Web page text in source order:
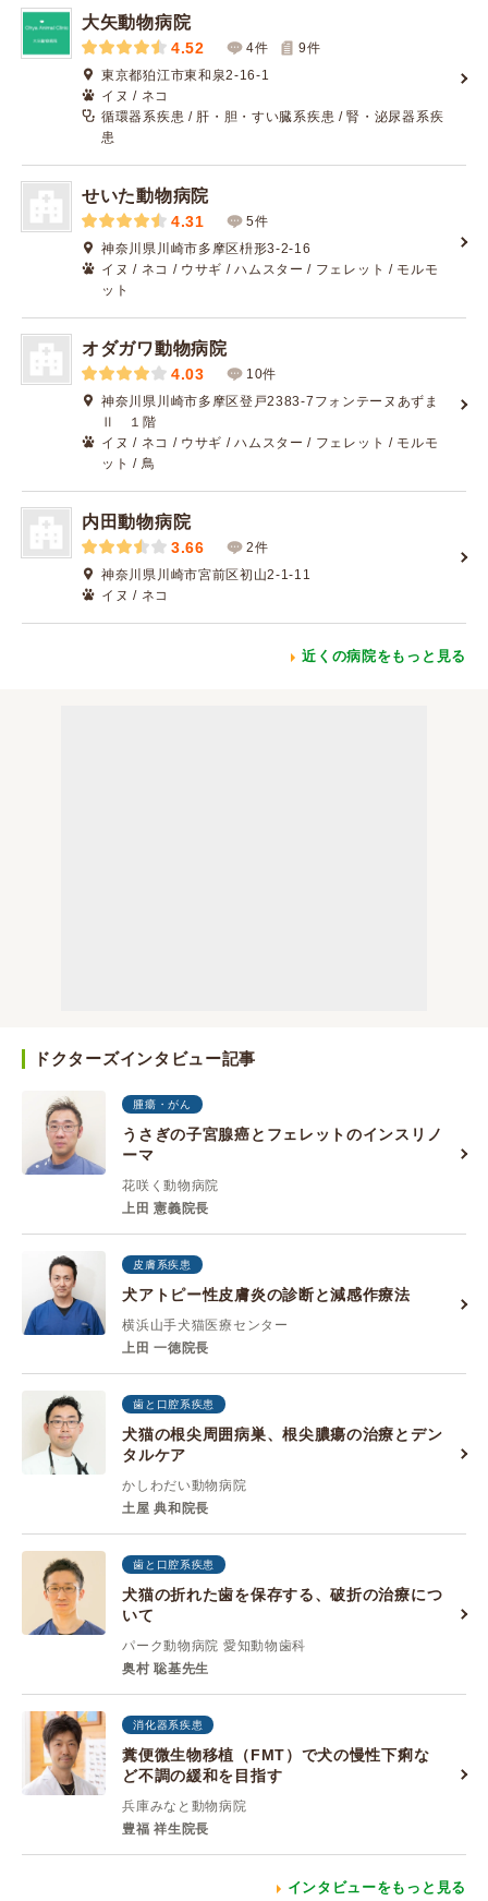
大矢動物病院
4.52 4件 9件
東京都狛江市東和泉2-16-1
イヌ / ネコ
循環器系疾患 / 肝・胆・すい臓系疾患 / 腎・泌尿器系疾
患
せいた動物病院
4.31
5件
神奈川県川崎市多摩区枡形3-2-16
イヌ / ネコ / ウサギ / ハムスター / フェレット / モルモ
ット
オダガワ動物病院
4.03
10件
神奈川県川崎市多摩区登戸2383-7フォンテーヌあずま
Ⅱ １階
イヌ / ネコ / ウサギ / ハムスター / フェレット / モルモ
ット / 鳥
内田動物病院
3.66
2件
神奈川県川崎市宮前区初山2-1-11
イヌ / ネコ
近くの病院をもっと見る
ドクターズインタビュー記事
腫瘍・がん
うさぎの子宮腺癌とフェレットのインスリノ
ーマ
花咲く動物病院
上田 憲義院長
皮膚系疾患
犬アトピー性皮膚炎の診断と減感作療法
横浜山手犬猫医療センター
上田 一徳院長
歯と口腔系疾患
犬猫の根尖周囲病巣、根尖膿瘍の治療とデン
タルケア
かしわだい動物病院
土屋 典和院長
歯と口腔系疾患
犬猫の折れた歯を保存する、破折の治療につ
いて
パーク動物病院 愛知動物歯科
奥村 聡基先生
消化器系疾患
糞便微生物移植（FMT）で犬の慢性下痢な
ど不調の緩和を目指す
兵庫みなと動物病院
豊福 祥生院長
インタビューをもっと見る